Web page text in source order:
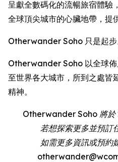
呈獻全數碼化的流暢旅宿體驗
全球頂尖城市的心臟地帶，提
Otherwander Soho 只是起步
Otherwander Soho 以全球佈
至世界各大城市，所到之處皆
精神。
Otherwander Soho 將於
若想探索更多並預訂
如需更多資訊或預約